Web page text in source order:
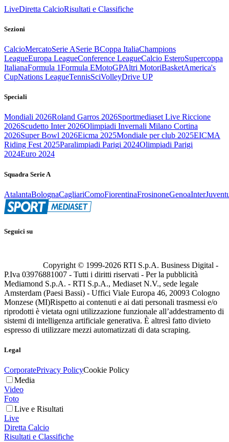
LiveDiretta CalcioRisultati e Classifiche
Sezioni
CalcioMercatoSerie ASerie BCoppa ItaliaChampions
LeagueEuropa LeagueConference LeagueCalcio EsteroSupercoppa
ItalianaFormula 1Formula EMotoGPAltri MotoriBasketAmerica's
CupNations LeagueTennisSciVolleyDrive UP
Speciali
Mondiali 2026Roland Garros 2026Sportmediaset Live Riccione
2026Scudetto Inter 2026Olimpiadi Invernali Milano Cortina
2026Super Bowl 2026Eicma 2025Mondiale per club 2025EICMA
Riding Fest 2025Paralimpiadi Parigi 2024Olimpiadi Parigi
2024Euro 2024
Squadra Serie A
AtalantaBolognaCagliariComoFiorentinaFrosinoneGenoaInter
Seguici su
Copyright © 1999-2026 RTI S.p.A. Business Digital -
P.Iva 03976881007 - Tutti i diritti riservati - Per la pubblicità
Mediamond S.p.A. - RTI S.p.A., Mediaset N.V., sede legale
Amsterdam (Paesi Bassi) - Uffici Viale Europa 46, 20093 Cologno
Monzese (MI)Rispetto ai contenuti e ai dati personali trasmessi e/o
riprodotti è vietata ogni utilizzazione funzionale all’addestramento di
sistemi di intelligenza artificiale generativa. È altresì fatto divieto
espresso di utilizzare mezzi automatizzati di data scraping.
Legal
CorporatePrivacy PolicyCookie Policy
Media
Video
Foto
Live e Risultati
Live
Diretta Calcio
Risultati e Classifiche